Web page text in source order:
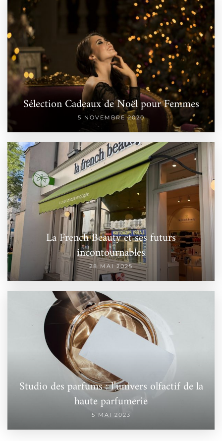
Sélection Cadeaux de Noël pour Femmes
5 NOVEMBRE 2020
La French Beauty et ses futurs
incontournables
28 MAI 2025
Studio des parfums : l’univers olfactif de la
haute parfumerie
5 MAI 2023